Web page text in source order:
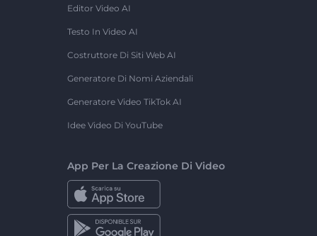
Editor Video AI
Testo In Video AI
Costruttore Di Siti Web AI
Generatore Di Nomi Aziendali
Generatore Video TikTok AI
Idee Video Di YouTube
App Per La Creazione Di Video